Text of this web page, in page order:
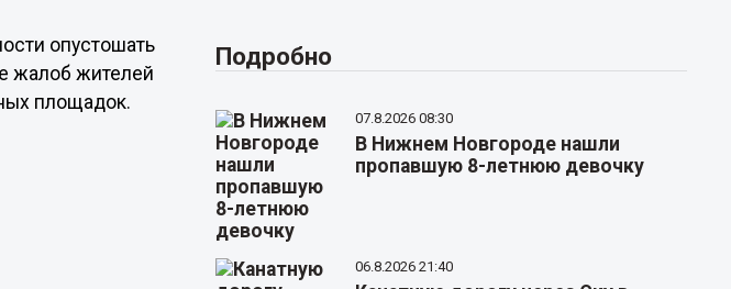
опустошать
жалоб жителей
площадок.
Подробно
07.8.2026 08:30
В Нижнем Новгороде нашли
пропавшую 8-летнюю девочку
06.8.2026 21:40